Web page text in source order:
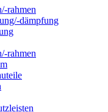
rahmen
dämpfung
rahmen